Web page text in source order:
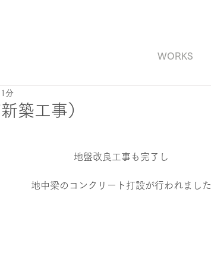
WORKS
築工事）
分
地盤改良工事も完了し
地中梁のコンクリート打設が行われました